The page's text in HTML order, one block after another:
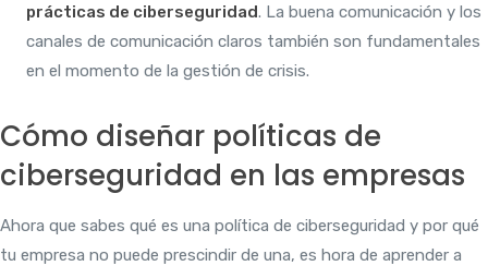
prácticas de ciberseguridad. La buena comunicación y los
canales de comunicación claros también son fundamentales
en el momento de la gestión de crisis.
Cómo diseñar políticas de
ciberseguridad en las empresas
Ahora que sabes qué es una política de ciberseguridad y por qué
tu empresa no puede prescindir de una, es hora de aprender a